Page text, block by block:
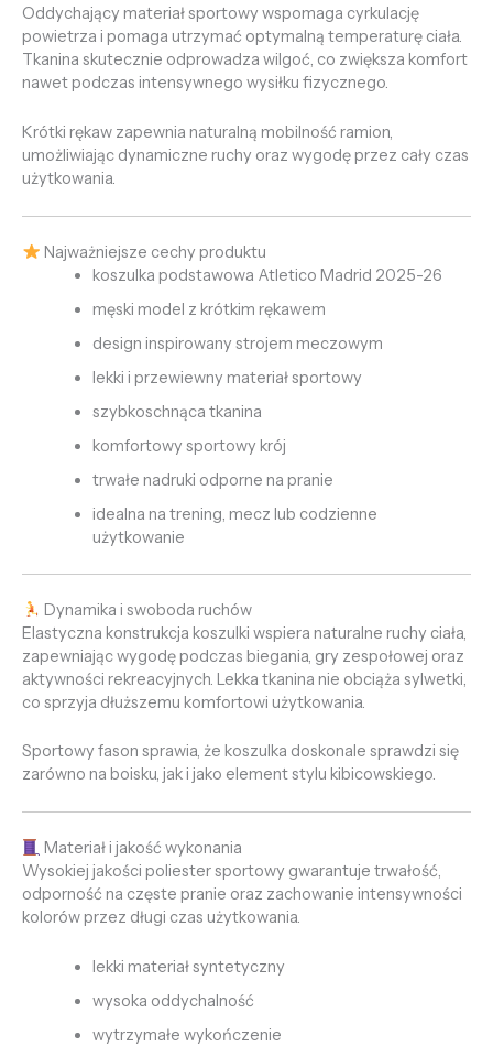
Oddychający materiał sportowy wspomaga cyrkulację
powietrza i pomaga utrzymać optymalną temperaturę ciała.
Tkanina skutecznie odprowadza wilgoć, co zwiększa komfort
nawet podczas intensywnego wysiłku fizycznego.
Krótki rękaw zapewnia naturalną mobilność ramion,
umożliwiając dynamiczne ruchy oraz wygodę przez cały czas
użytkowania.
Najważniejsze cechy produktu
koszulka podstawowa Atletico Madrid 2025-26
męski model z krótkim rękawem
design inspirowany strojem meczowym
lekki i przewiewny materiał sportowy
szybkoschnąca tkanina
komfortowy sportowy krój
trwałe nadruki odporne na pranie
idealna na trening, mecz lub codzienne
użytkowanie
Dynamika i swoboda ruchów
Elastyczna konstrukcja koszulki wspiera naturalne ruchy ciała,
zapewniając wygodę podczas biegania, gry zespołowej oraz
aktywności rekreacyjnych. Lekka tkanina nie obciąża sylwetki,
co sprzyja dłuższemu komfortowi użytkowania.
Sportowy fason sprawia, że koszulka doskonale sprawdzi się
zarówno na boisku, jak i jako element stylu kibicowskiego.
Materiał i jakość wykonania
Wysokiej jakości poliester sportowy gwarantuje trwałość,
odporność na częste pranie oraz zachowanie intensywności
kolorów przez długi czas użytkowania.
lekki materiał syntetyczny
wysoka oddychalność
wytrzymałe wykończenie